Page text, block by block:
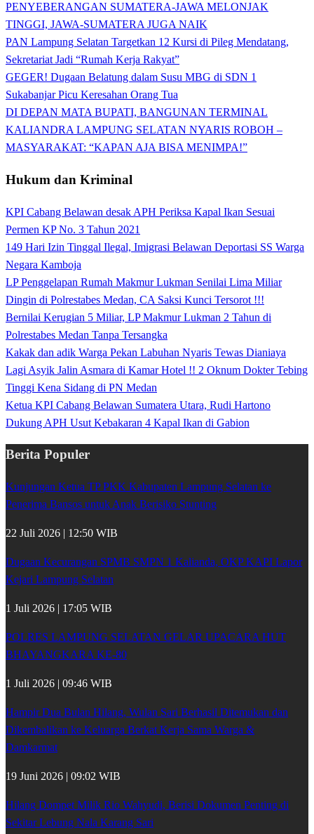
PENYEBERANGAN SUMATERA-JAWA MELONJAK
TINGGI, JAWA-SUMATERA JUGA NAIK
PAN Lampung Selatan Targetkan 12 Kursi di Pileg Mendatang,
Sekretariat Jadi “Rumah Kerja Rakyat”
GEGER! Dugaan Belatung dalam Susu MBG di SDN 1
Sukabanjar Picu Keresahan Orang Tua
DI DEPAN MATA BUPATI, BANGUNAN TERMINAL
KALIANDRA LAMPUNG SELATAN NYARIS ROBOH –
MASYARAKAT: “KAPAN AJA BISA MENIMPA!”
Hukum dan Kriminal
KPI Cabang Belawan desak APH Periksa Kapal Ikan Sesuai
Permen KP No. 3 Tahun 2021
149 Hari Izin Tinggal Ilegal, Imigrasi Belawan Deportasi SS Warga
Negara Kamboja
LP Penggelapan Rumah Makmur Lukman Senilai Lima Miliar
Dingin di Polrestabes Medan, CA Saksi Kunci Tersorot !!!
Bernilai Kerugian 5 Miliar, LP Makmur Lukman 2 Tahun di
Polrestabes Medan Tanpa Tersangka
Kakak dan adik Warga Pekan Labuhan Nyaris Tewas Dianiaya
Lagi Asyik Jalin Asmara di Kamar Hotel !! 2 Oknum Dokter Tebing
Tinggi Kena Sidang di PN Medan
Ketua KPI Cabang Belawan Sumatera Utara, Rudi Hartono
Dukung APH Usut Kebakaran 4 Kapal Ikan di Gabion
Berita Populer
Kunjungan Ketua TP PKK Kabupaten Lampung Selatan ke
Penerima Bansos untuk Anak Berisiko Stunting
22 Juli 2026 | 12:50 WIB
Dugaan Kecurangan SPMB SMPN 1 Kalianda, OKP KAPI Lapor
Kejari Lampung Selatan
1 Juli 2026 | 17:05 WIB
POLRES LAMPUNG SELATAN GELAR UPACARA HUT
BHAYANGKARA KE-80
1 Juli 2026 | 09:46 WIB
Hampir Dua Bulan Hilang, Wulan Sari Berhasil Ditemukan dan
Dikembalikan ke Keluarga Berkat Kerja Sama Warga &
Damkarmat
19 Juni 2026 | 09:02 WIB
Hilang Dompet Milik Rio Wahyudi, Berisi Dokumen Penting di
Sekitar Lebung Nala Karang Sari